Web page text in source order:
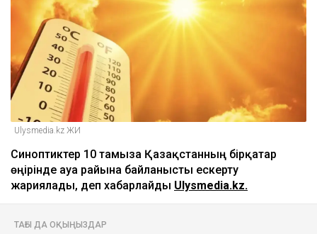
Ulysmedia.kz ЖИ
Синоптиктер 10 тамызға Қазақстанның бірқатар
өңірінде ауа райына байланысты ескерту
жариялады, деп хабарлайды Ulysmedia.kz.
ТАҒЫ ДА ОҚЫҢЫЗДАР